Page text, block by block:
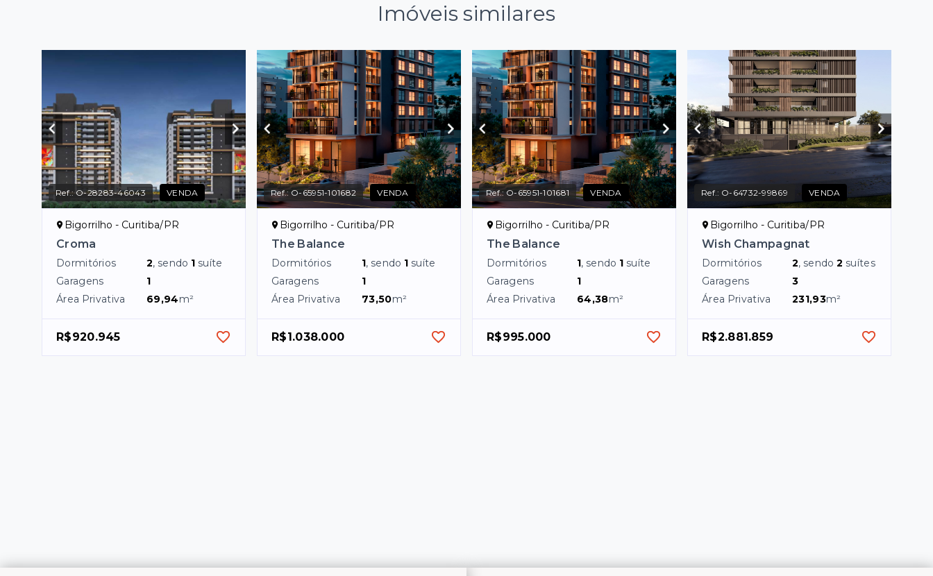
Imóveis similares
Ref.:O-28283-46043 VENDA
Bigorrilho - Curitiba/PR
Croma
Dormitórios 2, sendo 1 suíte
Garagens
1
Área Privativa
69,94m²
R$920.945
Ref.:O-65951-101682 VENDA
Bigorrilho - Curitiba/PR
The Balance
Dormitórios 1, sendo 1 suíte
Garagens
1
Área Privativa
73,50m²
R$1.038.000
Ref.:O-65951-101681 VENDA
Bigorrilho - Curitiba/PR
The Balance
Dormitórios 1, sendo 1 suíte
Garagens
1
Área Privativa
64,38m²
R$995.000
Ref.: O-64732-99869 VENDA
Bigorrilho - Curitiba/PR
Wish Champagnat
Dormitórios 2, sendo2 suítes
Garagens
3
Área Privativa
231,93m²
R$2.881.859